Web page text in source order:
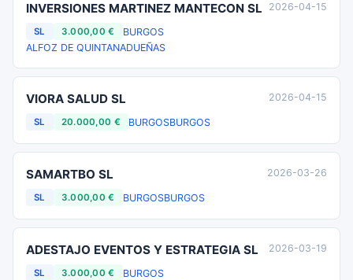
INVERSIONES MARTINEZ MANTECON SL
SL 3.000,00 €
BURGOS
ALFOZ DE QUINTANADUEÑAS
2026-04-15
VIORA SALUD SL
SL 20.000,00 € BURGOSBURGOS
2026-04-15
SAMARTBO SL
SL 3.000,00 € BURGOSBURGOS
2026-03-26
ADESTAJO EVENTOS Y ESTRATEGIA SL
SL 3.000,00 €
BURGOS
2026-03-19